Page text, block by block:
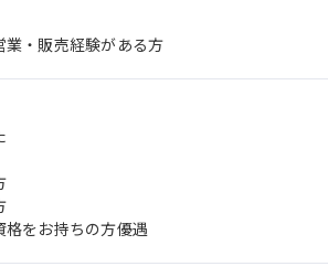
・販売経験がある方
格をお持ちの方優遇